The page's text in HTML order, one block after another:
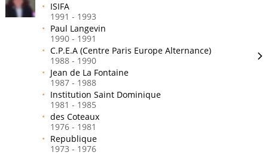
ISIFA
1991 - 1993
Paul Langevin
1990 - 1991
C.P.E.A (Centre Paris Europe Alternance)
1988 - 1990
Jean de La Fontaine
1987 - 1988
Institution Saint Dominique
1981 - 1985
des Coteaux
1976 - 1981
Republique
1973 - 1976